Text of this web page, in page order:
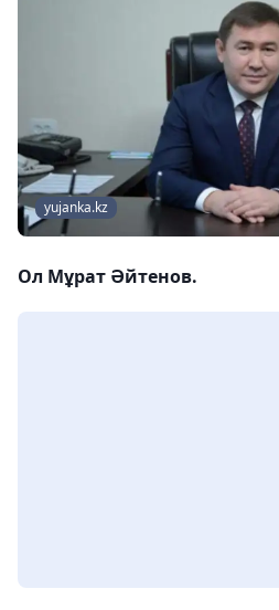
yujanka.kz
Ол Мұрат Әйтенов.